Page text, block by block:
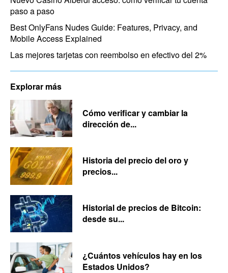
paso a paso
Best OnlyFans Nudes Guide: Features, Privacy, and
Mobile Access Explained
Las mejores tarjetas con reembolso en efectivo del 2%
Explorar más
Cómo verificar y cambiar la
dirección de...
Historia del precio del oro y
precios...
Historial de precios de Bitcoin:
desde su...
¿Cuántos vehículos hay en los
Estados Unidos?